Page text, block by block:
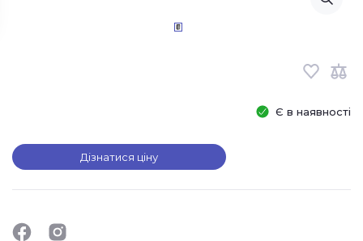
Є в наявності
Дізнатися ціну